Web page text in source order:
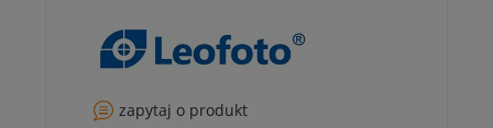
zapytaj o produkt